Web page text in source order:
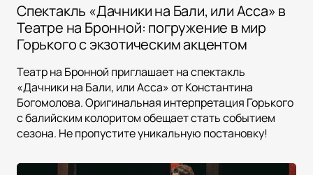
Спектакль «Дачники на Бали, или Асса» в
Театре на Бронной: погружение в мир
Горького с экзотическим акцентом
Театр на Бронной приглашает на спектакль
«Дачники на Бали, или Асса» от Константина
Богомолова. Оригинальная интерпретация Горького
с балийским колоритом обещает стать событием
сезона. Не пропустите уникальную постановку!